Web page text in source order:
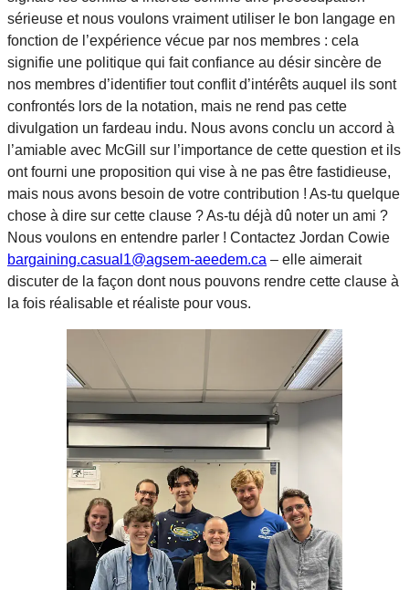
sérieuse et nous voulons vraiment utiliser le bon langage en
fonction de l’expérience vécue par nos membres : cela
signifie une politique qui fait confiance au désir sincère de
nos membres d’identifier tout conflit d’intérêts auquel ils sont
confrontés lors de la notation, mais ne rend pas cette
divulgation un fardeau indu. Nous avons conclu un accord à
l’amiable avec McGill sur l’importance de cette question et ils
ont fourni une proposition qui vise à ne pas être fastidieuse,
mais nous avons besoin de votre contribution ! As-tu quelque
chose à dire sur cette clause ? As-tu déjà dû noter un ami ?
Nous voulons en entendre parler ! Contactez Jordan Cowie
bargaining.casual1@agsem-aeedem.ca – elle aimerait
discuter de la façon dont nous pouvons rendre cette clause à
la fois réalisable et réaliste pour vous.